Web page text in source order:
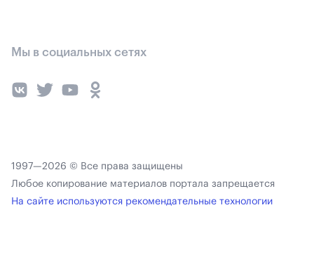
Мы в социальных сетях
1997—2026 © Все права защищены
Любое копирование материалов портала запрещается
На сайте используются рекомендательные технологии